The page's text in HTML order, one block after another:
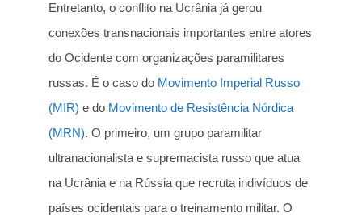
Entretanto, o conflito na Ucrânia já gerou
conexões transnacionais importantes entre atores
do Ocidente com organizações paramilitares
russas. É o caso do Movimento Imperial Russo
(MIR) e do Movimento de Resistência Nórdica
(MRN). O primeiro, um grupo paramilitar
ultranacionalista e supremacista russo que atua
na Ucrânia e na Rússia que recruta indivíduos de
países ocidentais para o treinamento militar. O